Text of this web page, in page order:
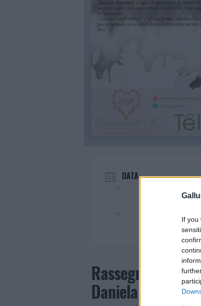
If you
DATA
Rassegna
Daniela Raimondi